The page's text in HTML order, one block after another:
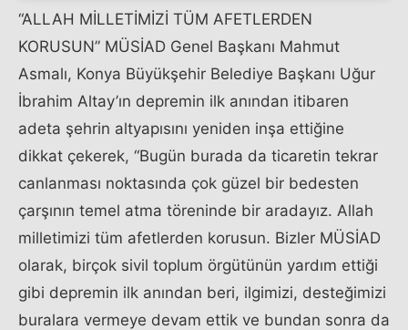
“ALLAH MİLLETİMİZİ TÜM AFETLERDEN
KORUSUN” MÜSİAD Genel Başkanı Mahmut
Asmalı, Konya Büyükşehir Belediye Başkanı Uğur
İbrahim Altay’ın depremin ilk anından itibaren
adeta şehrin altyapısını yeniden inşa ettiğine
dikkat çekerek, “Bugün burada da ticaretin tekrar
canlanması noktasında çok güzel bir bedesten
çarşının temel atma töreninde bir aradayız. Allah
milletimizi tüm afetlerden korusun. Bizler MÜSİAD
olarak, birçok sivil toplum örgütünün yardım ettiği
gibi depremin ilk anından beri, ilgimizi, desteğimizi
buralara vermeye devam ettik ve bundan sonra da